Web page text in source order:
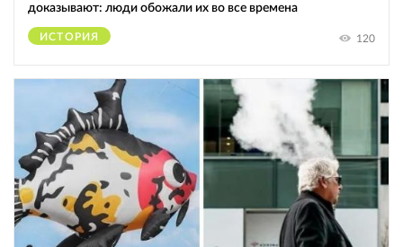
доказывают: люди обожали их во все времена
ИСТОРИЯ 120